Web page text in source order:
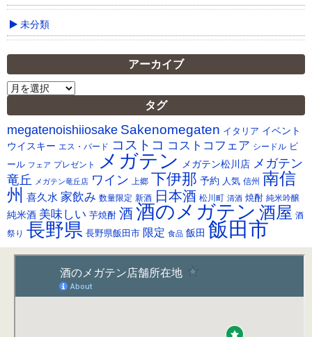
未分類
アーカイブ
ア
カ
イ
ブ
タグ
megatenoishiiosake Sakenomegaten イタリア イベント
ウイスキー エス・バード コストコ コストコフェア シードル ビ
ール フェア プレゼント メガテン メガテン松川店 メガテン
竜丘
メガテン竜丘店 ワイン 上郷 下伊那 予約 人気 信州 南信
州 喜久水 家飲み 数量限定 新酒 日本酒 松川町 清酒 焼酎 純米吟醸
純米酒 美味しい 芋焼酎 酒酒のメガテン 酒屋 酒
祭り 長野県 長野県飯田市 限定 食品 飯田 飯田市